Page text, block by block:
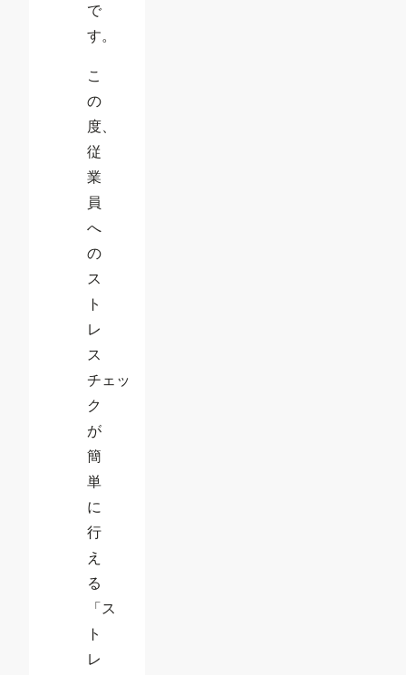
で
す。
こ
の
度、
従
業
員
へ
の
ス
ト
レ
ス
チェッ
ク
が
簡
単
に
行
え
る
「ス
ト
レ